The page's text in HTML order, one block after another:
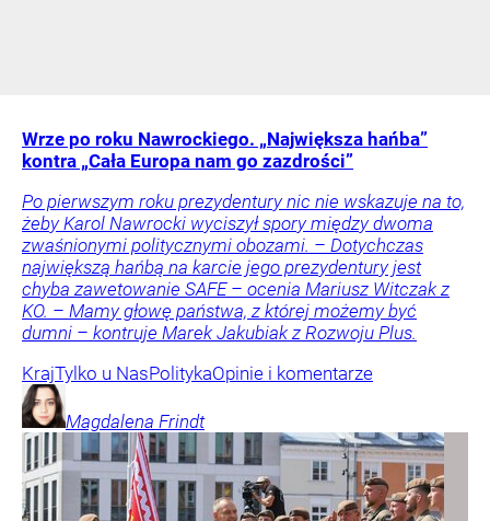
Wrze po roku Nawrockiego. „Największa hańba”
kontra „Cała Europa nam go zazdrości”
Po pierwszym roku prezydentury nic nie wskazuje na to,
żeby Karol Nawrocki wyciszył spory między dwoma
zwaśnionymi politycznymi obozami. – Dotychczas
największą hańbą na karcie jego prezydentury jest
chyba zawetowanie SAFE – ocenia Mariusz Witczak z
KO. – Mamy głowę państwa, z której możemy być
dumni – kontruje Marek Jakubiak z Rozwoju Plus.
KrajTylko u NasPolitykaOpinie i komentarze
Magdalena Frindt